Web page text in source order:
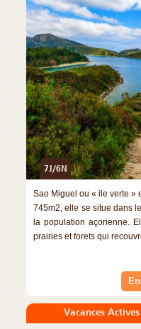
7J/6N
Sao Miguel ou « ile verte »
745m2, elle se situe dans
la population açorienne.
prairies et forets qui
Vacances